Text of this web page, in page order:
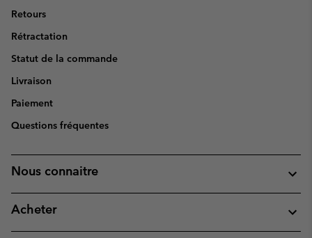
Retours
Rétractation
Statut de la commande
Livraison
Paiement
Questions fréquentes
Nous connaitre
Acheter